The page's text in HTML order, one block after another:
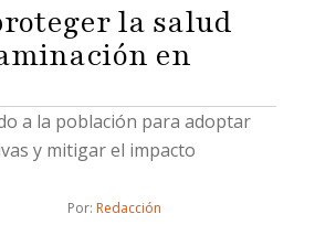
la salud
en
a la población para adoptar
y mitigar el impacto
Por: Redacción